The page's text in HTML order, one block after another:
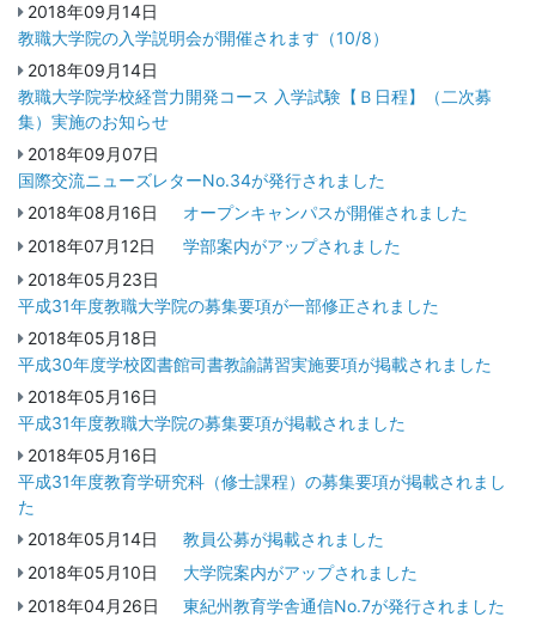
2018年09月14日
教職大学院の入学説明会が開催されます（10/8）
2018年09月14日
教職大学院学校経営力開発コース 入学試験【Ｂ日程】（二次募
集）実施のお知らせ
2018年09月07日
国際交流ニューズレターNo.34が発行されました
2018年08月16日
オープンキャンパスが開催されました
2018年07月12日
学部案内がアップされました
2018年05月23日
平成31年度教職大学院の募集要項が一部修正されました
2018年05月18日
平成30年度学校図書館司書教諭講習実施要項が掲載されました
2018年05月16日
平成31年度教職大学院の募集要項が掲載されました
2018年05月16日
平成31年度教育学研究科（修士課程）の募集要項が掲載されまし
た
2018年05月14日
教員公募が掲載されました
2018年05月10日
大学院案内がアップされました
2018年04月26日
東紀州教育学舎通信No.7が発行されました